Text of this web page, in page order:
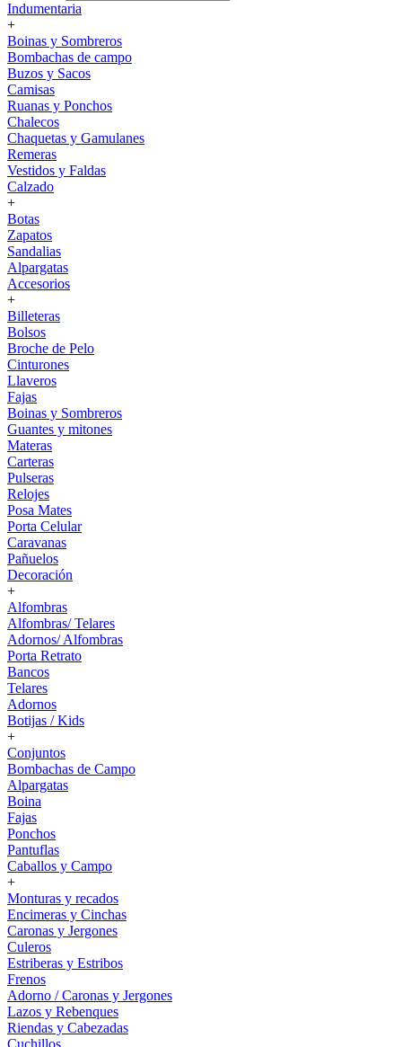
Indumentaria
+
Boinas y Sombreros
Bombachas de campo
Buzos y Sacos
Camisas
Ruanas y Ponchos
Chalecos
Chaquetas y Gamulanes
Remeras
Vestidos y Faldas
Calzado
+
Botas
Zapatos
Sandalias
Alpargatas
Accesorios
+
Billeteras
Bolsos
Broche de Pelo
Cinturones
Llaveros
Fajas
Boinas y Sombreros
Guantes y mitones
Materas
Carteras
Pulseras
Relojes
Posa Mates
Porta Celular
Caravanas
Pañuelos
Decoración
+
Alfombras
Alfombras/ Telares
Adornos/ Alfombras
Porta Retrato
Bancos
Telares
Adornos
Botijas / Kids
+
Conjuntos
Bombachas de Campo
Alpargatas
Boina
Fajas
Ponchos
Pantuflas
Caballos y Campo
+
Monturas y recados
Encimeras y Cinchas
Caronas y Jergones
Culeros
Estriberas y Estribos
Frenos
Adorno / Caronas y Jergones
Lazos y Rebenques
Riendas y Cabezadas
Cuchillos